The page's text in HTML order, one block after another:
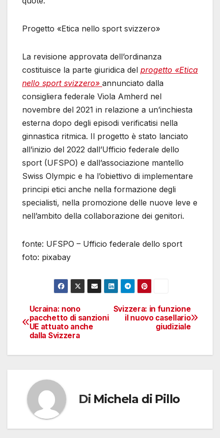
Progetto «Etica nello sport svizzero»
La revisione approvata dell’ordinanza
costituisce la parte giuridica del progetto «Etica
nello sport svizzero» annunciato dalla
consigliera federale Viola Amherd nel
novembre del 2021 in relazione a un’inchiesta
esterna dopo degli episodi verificatisi nella
ginnastica ritmica. Il progetto è stato lanciato
all’inizio del 2022 dall’Ufficio federale dello
sport (UFSPO) e dall’associazione mantello
Swiss Olympic e ha l’obiettivo di implementare
principi etici anche nella formazione degli
specialisti, nella promozione delle nuove leve e
nell’ambito della collaborazione dei genitori.
fonte: UFSPO – Ufficio federale dello sport
foto: pixabay
Navigazione
articoli
Svizzera: in funzione
il nuovo casellario
giudiziale
Ucraina: nono
pacchetto di sanzioni
UE attuato anche
dalla Svizzera
Di Michela di Pillo